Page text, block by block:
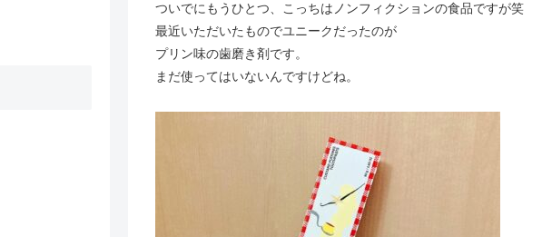
ついでにもうひとつ、こっちはノンフィクションの食品ですが笑
最近いただいたものでユニークだったのが
プリン味の歯磨き剤です。
まだ使ってはいないんですけどね。